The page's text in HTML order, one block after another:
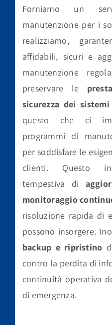
Forniamo un
manutenzione per i
realizziamo,
affidabili, sicuri e
manutenzione
preservare le
sicurezza dei
questo che ci
programmi di
per soddisfare le
clienti. Questo
tempestiva di
monitoraggio
risoluzione rapida di
possono insorgere.
backup e ripristino
contro la perdita di
continuità operativa
di emergenza.